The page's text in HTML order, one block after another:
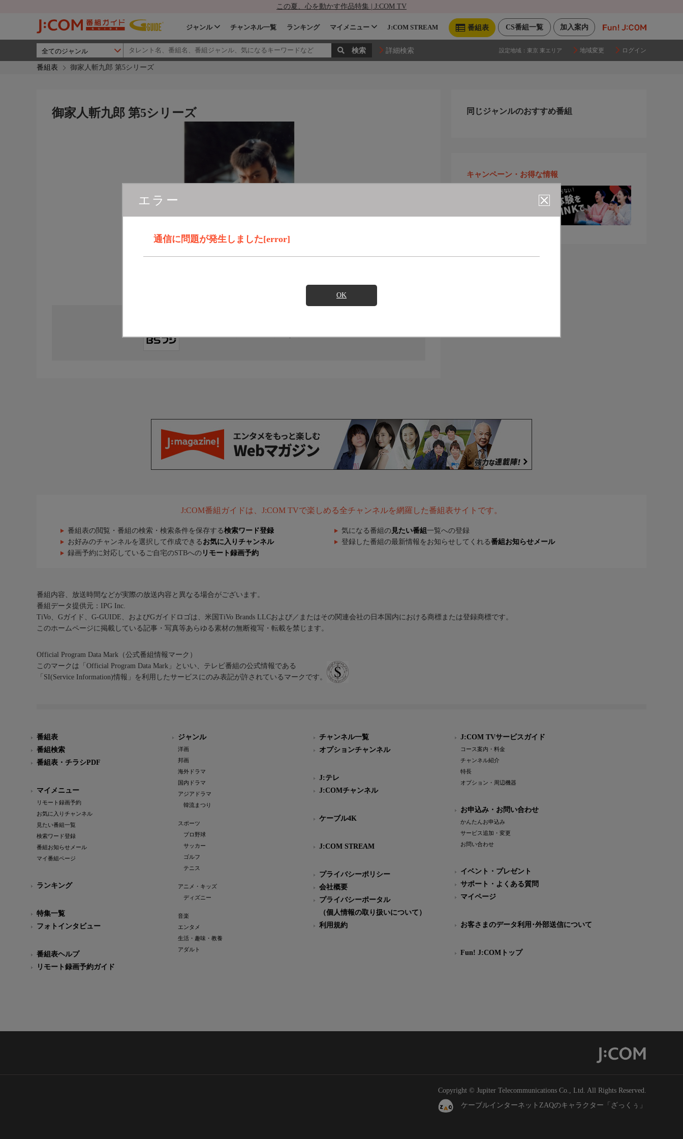
この夏、心を動かす作品特集 | J:COM TV
加入案内
CS番組一覧
番組表
ジャンル チャンネル一覧 ランキング マイメニュー J:COM STREAM
詳細検索 設定地域： 東京 東エリア 地域変更 ログイン
番組表 御家人斬九郎 第5シリーズ
エラー
通信に問題が発生しました[error]
OK
御家人斬九郎 第5シリーズ 同じジャンルのおすすめ番組
キャンペーン・お得な情報
J:COM番組ガイドは、J:COM TVで楽しめる全チャンネルを網羅した番組表サイトです。
番組表の閲覧・番組の検索・検索条件を保存する検索ワード登録 気になる番組の 見たい番組 一覧への登録
お好みのチャンネルを選択して作成できる お気に入りチャンネル 登録した番組の最新情報をお知らせしてくれる番組お知らせメール
録画予約に対応しているご自宅のSTBへの リモート録画予約
番組内容、放送時間などが実際の放送内容と異なる場合がございます。
番組データ提供元：IPG Inc.
TiVo、Gガイド、G-GUIDE、およびGガイドロゴは、米国TiVo Brands LLCおよび／またはその関連会社の日本国内における商標または登録商標です。
このホームページに掲載している記事・写真等あらゆる素材の無断複写・転載を禁じます。
Official Program Data Mark（公式番組情報マーク）
このマークは「Official Program Data Mark」といい、テレビ番組の公式情報である
「SI(Service Information)情報」を利用したサービスにのみ表記が許されているマークです。
番組表
番組検索
番組表・チラシPDF
マイメニュー
リモート録画予約
お気に入りチャンネル
見たい番組一覧
検索ワード登録
番組お知らせメール
マイ番組ページ
ランキング
特集一覧
フォトインタビュー
番組表ヘルプ
リモート録画予約ガイド
ジャンル
洋画
邦画
海外ドラマ
国内ドラマ
アジアドラマ
韓流まつり
スポーツ
プロ野球
サッカー
ゴルフ
テニス
アニメ・キッズ
ディズニー
音楽
エンタメ
生活・趣味・教養
アダルト
チャンネル一覧
オプションチャンネル
J:テレ
J:COMチャンネル
ケーブル4K
J:COM STREAM
プライバシーポリシー
会社概要
プライバシーポータル
（個人情報の取り扱いについて）
利用規約
J:COM TVサービスガイド
コース案内・料金
チャンネル紹介
特長
オプション・周辺機器
お申込み・お問い合わせ
かんたんお申込み
サービス追加・変更
お問い合わせ
イベント・プレゼント
サポート・よくある質問
マイページ
お客さまのデータ利用･外部送信について
Fun! J:COMトップ
Copyright © Jupiter Telecommunications Co., Ltd. All Rights Reserved.
ケーブルインターネットZAQのキャラクター「ざっくぅ」